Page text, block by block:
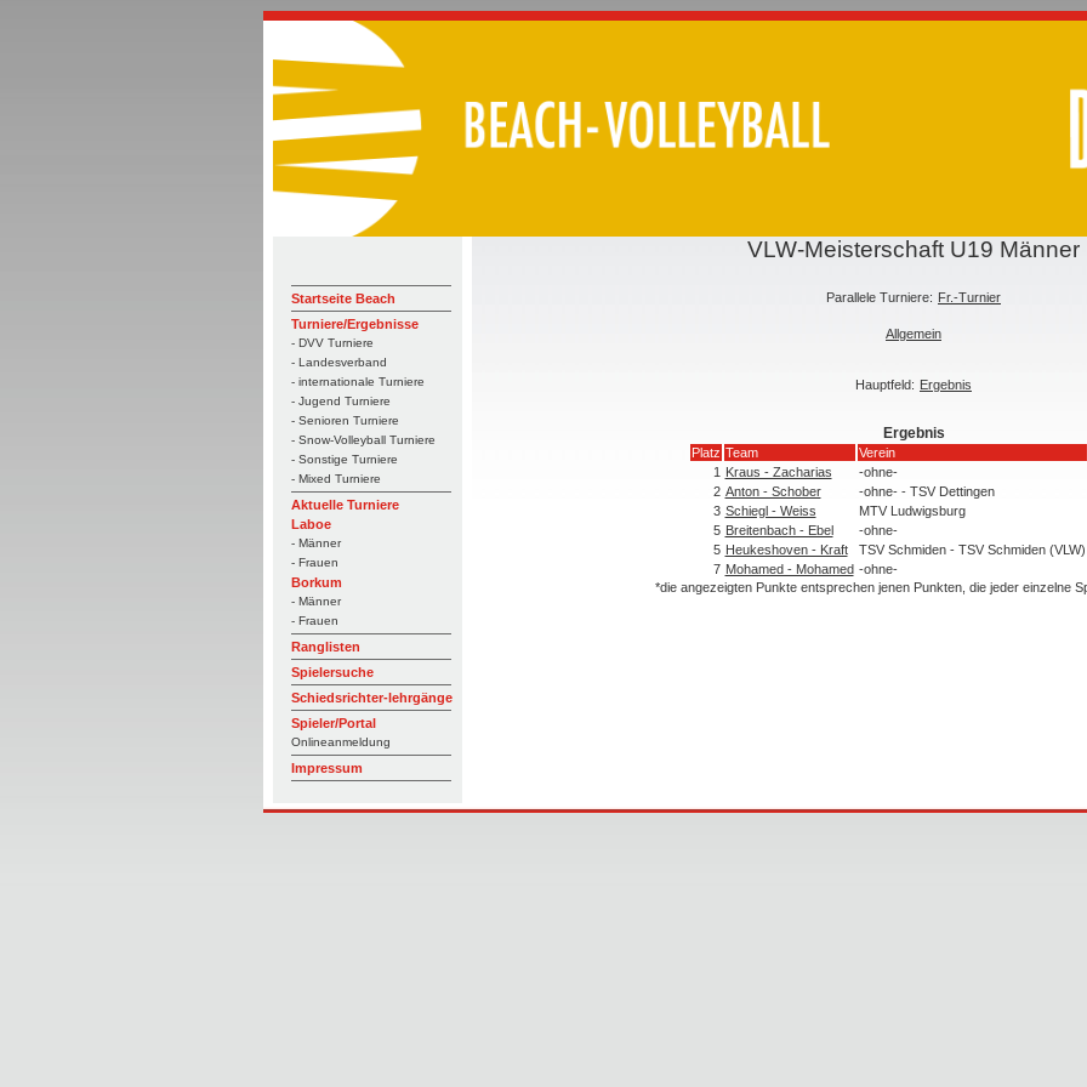
Startseite Beach
Turniere/Ergebnisse
- DVV Turniere
- Landesverband
- internationale Turniere
- Jugend Turniere
- Senioren Turniere
- Snow-Volleyball Turniere
- Sonstige Turniere
- Mixed Turniere
Aktuelle Turniere
Laboe
- Männer
- Frauen
Borkum
- Männer
- Frauen
Ranglisten
Spielersuche
Schiedsrichter-lehrgänge
Spieler/Portal
Onlineanmeldung
Impressum
VLW-Meisterschaft U19 Männer
Parallele Turniere: Fr.-Turnier
Allgemein
Hauptfeld: Ergebnis
Ergebnis
Platz Team Verein
1 Kraus - Zacharias
-ohne-
2 Anton - Schober
-ohne- - TSV Dettingen
3 Schiegl - Weiss
MTV Ludwigsburg
5 Breitenbach - Ebel
-ohne-
5 Heukeshoven - Kraft
TSV Schmiden - TSV Schmiden (VLW)
7 Mohamed - Mohamed -ohne-
*die angezeigten Punkte entsprechen jenen Punkten, die jeder einzelne